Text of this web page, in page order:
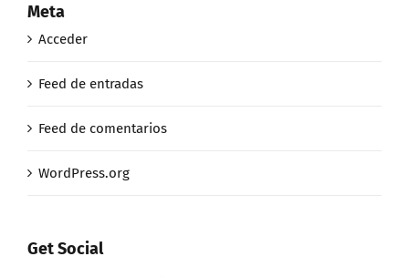
Meta
Acceder
Feed de entradas
Feed de comentarios
WordPress.org
Get Social